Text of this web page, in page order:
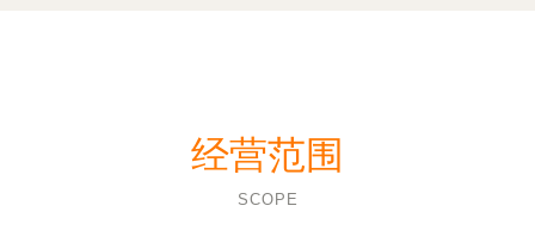
经营范围
SCOPE